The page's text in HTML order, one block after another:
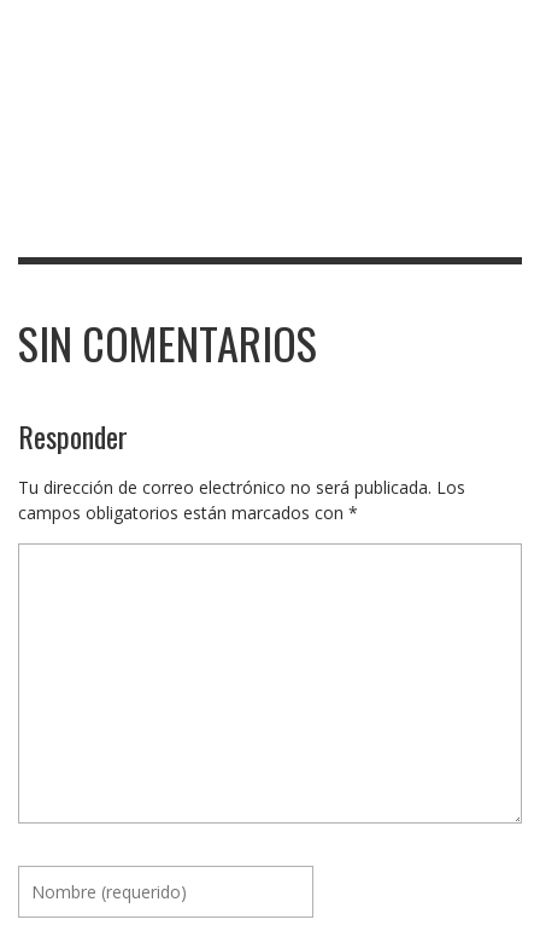
SIN COMENTARIOS
Responder
Tu dirección de correo electrónico no será publicada. Los
campos obligatorios están marcados con *